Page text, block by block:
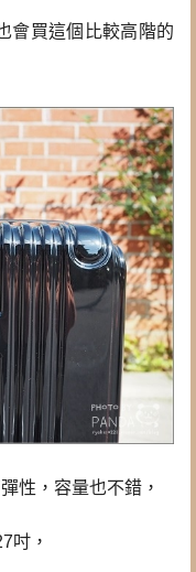
會買這個比較高階的
性，容量也不錯，
吋，